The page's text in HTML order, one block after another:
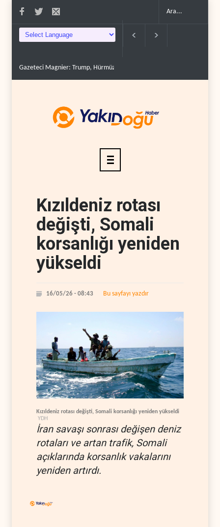
Gazeteci Magnier: Trump, Hürmüz Boğazı denetimini doğru..
Kızıldeniz rotası
değişti, Somali
korsanlığı yeniden
yükseldi
16/05/26 - 08:43 Bu sayfayı yazdır
Kızıldeniz rotası değişti, Somali korsanlığı yeniden yükseldi
YDH
İran savaşı sonrası değişen deniz
rotaları ve artan trafik, Somali
açıklarında korsanlık vakalarını
yeniden artırdı.